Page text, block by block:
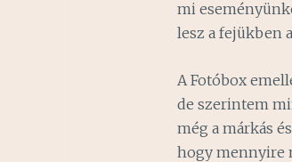
mi
lesz a fejükben
A Fotóbox
de szerintem
még a márkás
hogy mennyire